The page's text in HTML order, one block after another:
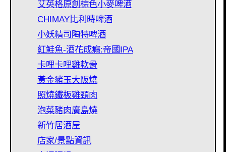
艾英格原創棕色小麥啤酒
CHIMAY比利時啤酒
小妖精司陶特啤酒
紅鮭魚-酒花成癮:帝國IPA
卡哩卡哩雞軟骨
黃金豬玉大阪燒
照燒鐵板雞頸肉
泡菜豬肉廣島燒
新竹居酒屋
店家/景點資訊